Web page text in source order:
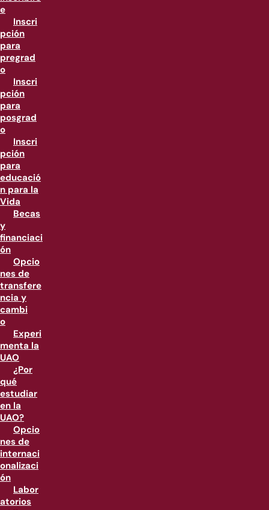
e
Inscri
pción
para
pregrad
o
Inscri
pción
para
posgrad
o
Inscri
pción
para
educació
n para la
Vida
Becas
y
financiaci
ón
Opcio
nes de
transfere
ncia y
cambi
o
Experi
menta la
UAO
¿Por
qué
estudiar
en la
UAO?
Opcio
nes de
internaci
onalizaci
ón
Labor
atorios